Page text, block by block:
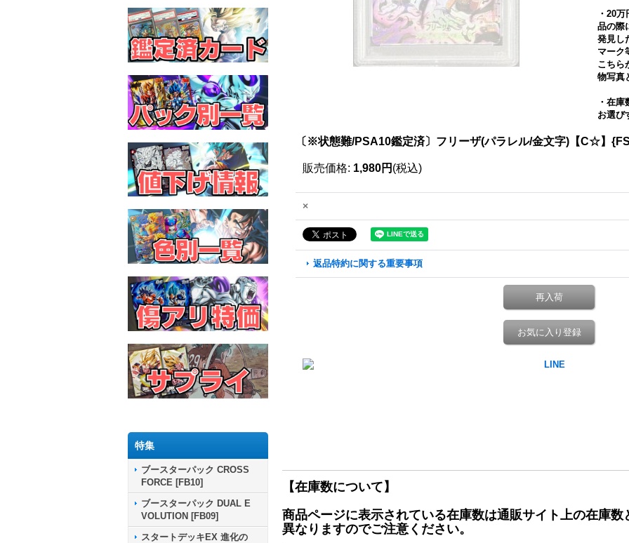
特集
ブースターパック CROSS
FORCE [FB10]
ブースターパック DUAL E
VOLUTION [FB09]
スタートデッキEX 進化の
・20
品の際
発見し
マーク
こちら
物写真
・在
お選び
〔※状態難/PSA10鑑定済〕フリーザ(パラレル/金文字)【C☆】
販売価格: 1,980円 (税込)
×
返品特約に関する重要事項
再入荷
お気に入り登録
【在庫数について】
商品ページに表示されている在庫数は通販サイト上の在庫
異なりますのでご注意ください。